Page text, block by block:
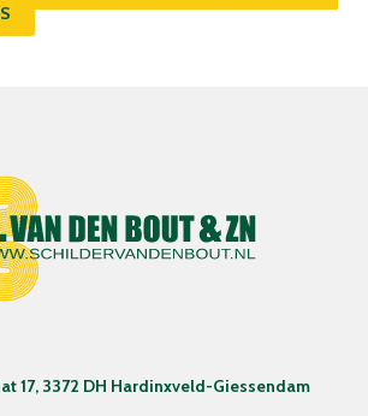
17, 3372 DH Hardinxveld-Giessendam